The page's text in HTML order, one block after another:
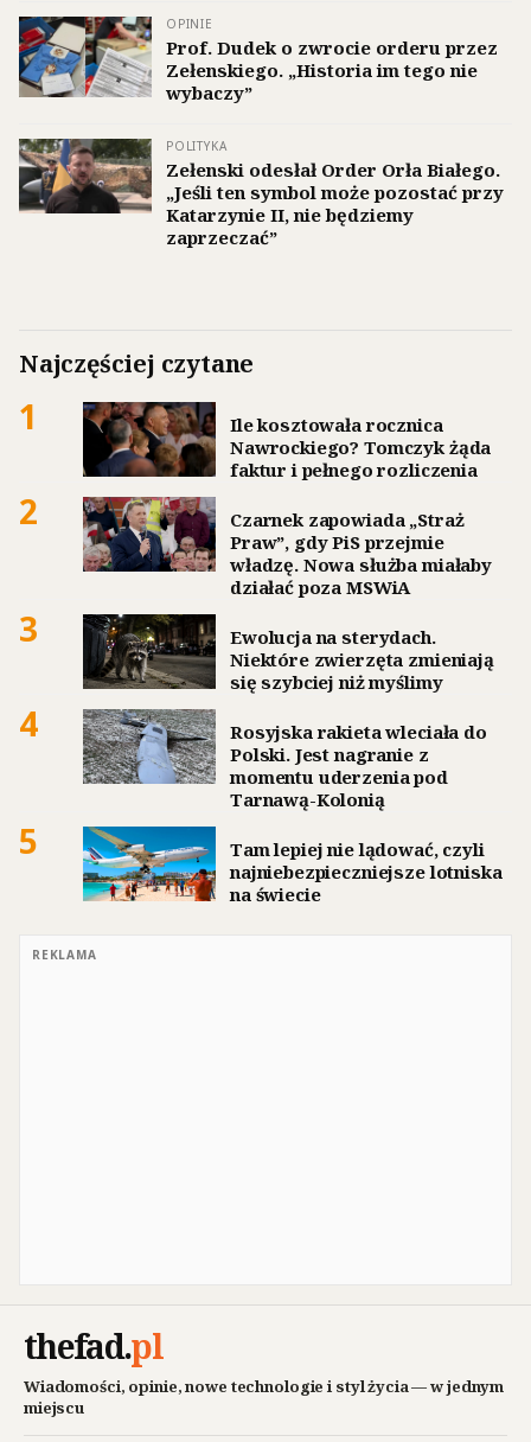
OPINIE
Prof. Dudek o zwrocie orderu przez
Zełenskiego. „Historia im tego nie
wybaczy”
POLITYKA
Zełenski odesłał Order Orła Białego.
„Jeśli ten symbol może pozostać przy
Katarzynie II, nie będziemy
zaprzeczać”
Najczęściej czytane
1
Ile kosztowała rocznica
Nawrockiego? Tomczyk żąda
faktur i pełnego rozliczenia
2
Czarnek zapowiada „Straż
Praw”, gdy PiS przejmie
władzę. Nowa służba miałaby
działać poza MSWiA
3
Ewolucja na sterydach.
Niektóre zwierzęta zmieniają
się szybciej niż myślimy
4
Rosyjska rakieta wleciała do
Polski. Jest nagranie z
momentu uderzenia pod
Tarnawą-Kolonią
5
Tam lepiej nie lądować, czyli
najniebezpieczniejsze lotniska
na świecie
REKLAMA
thefad.pl
Wiadomości, opinie, nowe technologie i styl życia — w jednym
miejscu